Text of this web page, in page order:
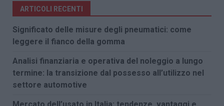
ARTICOLI RECENTI
Significato delle misure degli pneumatici: come
leggere il fianco della gomma
Analisi finanziaria e operativa del noleggio a lungo
termine: la transizione dal possesso all’utilizzo nel
settore automotive
Mercato dell’usato in Italia: tendenze, vantaggi e